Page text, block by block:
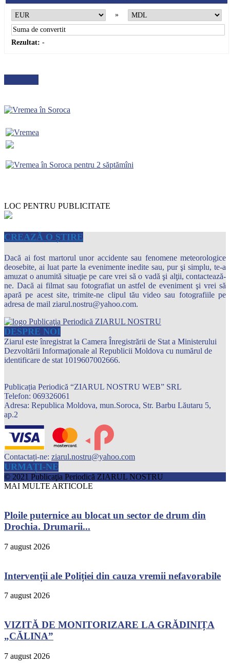
»
Rezultat: -
LOC PENTRU PUBLICITATE
CREAZĂ O ȘTIRE
Dacă ai fost martorul unor accidente sau fenomene meteorologice
deosebite, ai luat parte la evenimente inedite sau, pur şi simplu, te-a
amuzat o anumită situaţie pe care vrei să o vadă şi alţii, contactează-
ne. Dacă ai filmat sau fotografiat un astfel de eveniment şi vrei să
apară pe acest site, trimite-ne clipul tău video sau fotografiile pe
adresa de mail ziarul.nostru@yahoo.com.
DESPRE NOI
Ziarul este înregistrat la Camera Înregistrării de Stat a Ministerului
Dezvoltării Informaţionale al Republicii Moldova cu numărul de
identificare de stat 1019607002666.
Publicația Periodică “ZIARUL NOSTRU WEB” SRL
Telefon: 069326061
Adresa: Republica Moldova, mun.Soroca, Str. Barbu Lăutaru 5,
ap.2
Contactați-ne: ziarul.nostru@yahoo.com
URMAȚI-NE
© 2021 Publicaţia Periodică ZIARUL NOSTRU
MAI MULTE ARTICOLE
Ploile puternice au blocat un sector de drum din
Drochia. Drumarii...
7 august 2026
Intervenții ale Poliției din cauza vremii nefavorabile
7 august 2026
VIZITĂ DE MONITORIZARE LA GRĂDINIȚA
„CĂLINA”
7 august 2026